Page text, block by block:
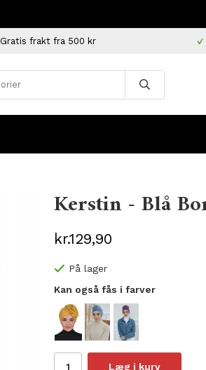
Gratis frakt fra 500 kr
Kerstin - Blå
kr.129,90
På lager
Kan også fås i farver
Læg i kurv